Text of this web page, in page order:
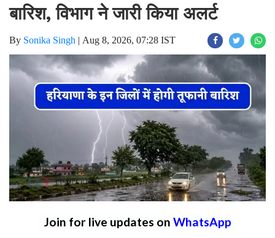
बारिश, विभाग ने जारी किया अलर्ट
By Sonika Singh | Aug 8, 2026, 07:28 IST
Join for live updates on WhatsApp